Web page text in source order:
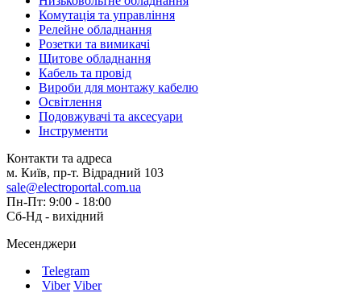
Комутація та управління
Релейне обладнання
Розетки та вимикачі
Щитове обладнання
Кабель та провід
Вироби для монтажу кабелю
Освітлення
Подовжувачі та аксесуари
Інструменти
Контакти та адреса
м. Київ, пр-т. Відрадний 103
sale@electroportal.com.ua
Пн-Пт: 9:00 - 18:00
Сб-Нд - вихідний
Месенджери
Telegram
Viber Viber